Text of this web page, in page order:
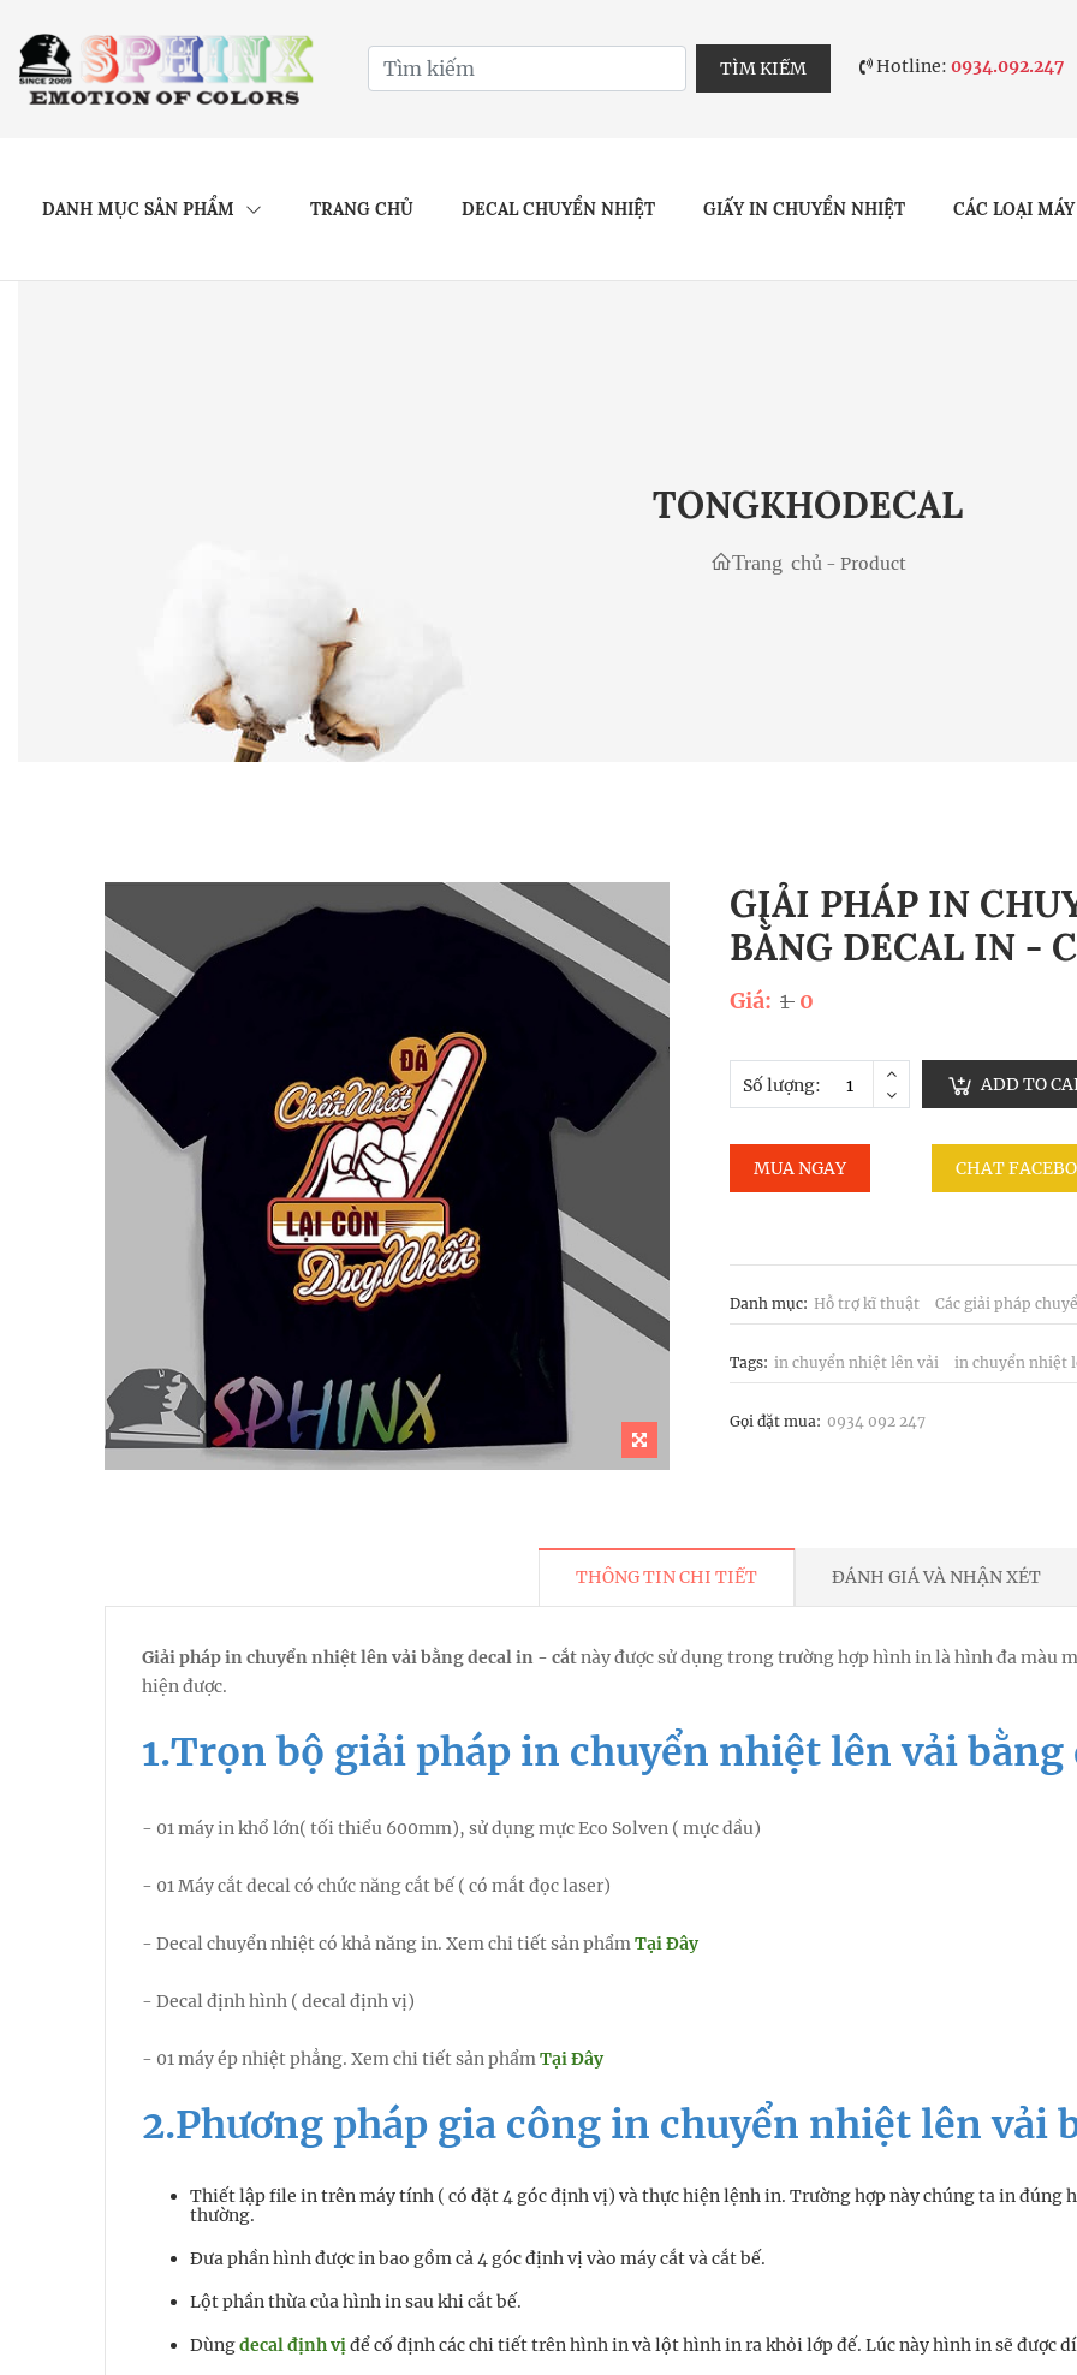
TÌM KIẾM Hotline:0934.092.247
DANH MỤC SẢN PHẨM TRANG CHỦ DECAL CHUYỂN NHIỆT GIẤY IN CHUYỂN NHIỆT CÁC LOẠI MÁY
TONGKHODECAL
Trang chủ - Product
GIẢI PHÁP IN
BẰNG DECAL IN -
Giá: 1 0
Số lượng: ADD TO
MUA NGAY CHAT
Danh mục: Hỗ trợ kĩ thuật Các giải pháp
Tags: in chuyển nhiệt lên vải in chuyển nhiệt
Gọi đặt mua: 0934 092 247
THÔNG TIN CHI TIẾT ĐÁNH GIÁ VÀ NHẬN XÉT
Giải pháp in chuyển nhiệt lên vải bằng decal in - cắtnày được sử dụng trong trường hợp hình in là hình đa màu
hiện được.
1.Trọn bộ giải pháp in chuyển nhiệt lên vải
- 01 máy in khổ lớn( tối thiểu 600mm), sử dụng mực Eco Solven ( mực dầu)
- 01 Máy cắt decal có chức năng cắt bế ( có mắt đọc laser)
- Decal chuyển nhiệt có khả năng in. Xem chi tiết sản phẩmTại Đây
- Decal định hình ( decal định vị)
- 01 máy ép nhiệt phẳng. Xem chi tiết sản phẩmTại Đây
2.Phương pháp gia công in chuyển nhiệt lên vải
Thiết lập file in trên máy tính ( có đặt 4 góc định vị) và thực hiện lệnh in. Trường hợp này chúng ta in đúng
thường.
Đưa phần hình được in bao gồm cả 4 góc định vị vào máy cắt và cắt bế.
Lột phần thừa của hình in sau khi cắt bế.
Dùngdecal định vịđể cố định các chi tiết trên hình in và lột hình in ra khỏi lớp đế. Lúc này hình in sẽ được